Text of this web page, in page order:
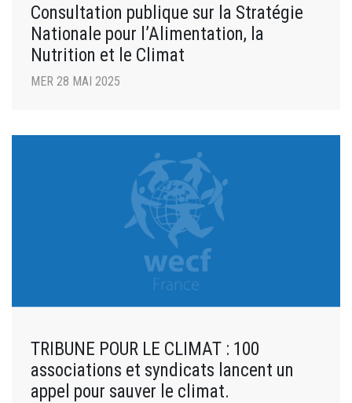
Consultation publique sur la Stratégie
Nationale pour l’Alimentation, la
Nutrition et le Climat
MER 28 MAI 2025
TRIBUNE POUR LE CLIMAT : 100
associations et syndicats lancent un
appel pour sauver le climat.